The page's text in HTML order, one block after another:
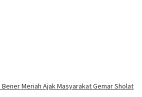
Bener Meriah Ajak Masyarakat Gemar Sholat